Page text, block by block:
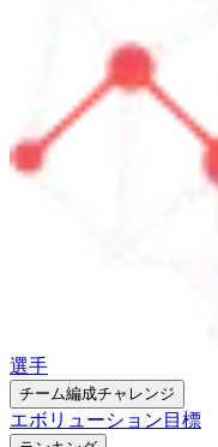
選手
チーム編成チャレンジ
エボリューション 目標